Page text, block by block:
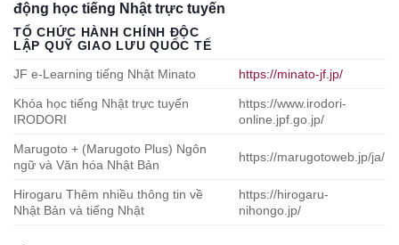
động học tiếng Nhật trực tuyến
TỔ CHỨC HÀNH CHÍNH ĐỘC
LẬP QUỸ GIAO LƯU QUỐC TẾ
JF e-Learning tiếng Nhật Minato
https://minato-jf.jp/
Khóa học tiếng Nhật trực tuyến
IRODORI
https://www.irodori-
online.jpf.go.jp/
Marugoto + (Marugoto Plus) Ngôn
ngữ và Văn hóa Nhật Bản
https://marugotoweb.jp/ja/
Hirogaru Thêm nhiều thông tin về
Nhật Bản và tiếng Nhật
https://hirogaru-
nihongo.jp/